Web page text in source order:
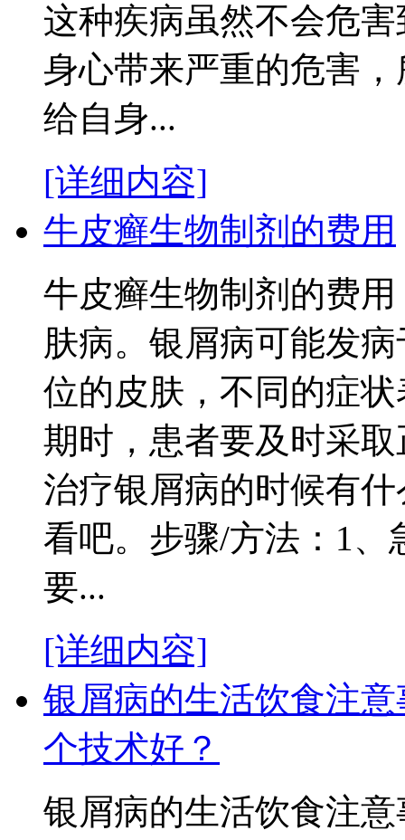
这种疾病虽然不会危
身心带来严重的危害
给自身...
[详细内容]
牛皮癣生物制剂的费用
牛皮癣生物制剂的费
肤病。银屑病可能发
位的皮肤，不同的症
期时，患者要及时采
治疗银屑病的时候有
看吧。步骤/方法：1
要...
[详细内容]
银屑病的生活饮食注
个技术好？
银屑病的生活饮食注